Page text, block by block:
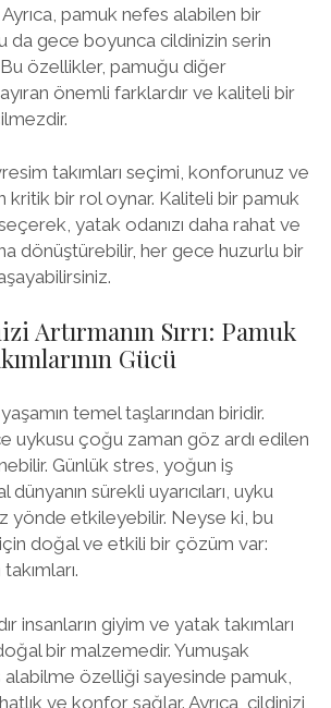
pamuk nefes alabilen bir
da gece boyunca cildinizin serin
Bu özellikler, pamuğu diğer
önemli farklardır ve kaliteli bir
takımları seçimi, konforunuz ve
kritik bir rol oynar. Kaliteli bir pamuk
yatak odanızı daha rahat ve
dönüştürebilir, her gece huzurlu bir
Artırmanın Sırrı: Pamuk
Gücü
temel taşlarından biridir.
uykusu çoğu zaman göz ardı edilen
Günlük stres, yoğun iş
sürekli uyarıcıları, uyku
yönde etkileyebilir. Neyse ki, bu
doğal ve etkili bir çözüm var:
insanların giyim ve yatak takımları
bir malzemedir. Yumuşak
özelliği sayesinde pamuk,
ve konfor sağlar. Ayrıca, cildinizi